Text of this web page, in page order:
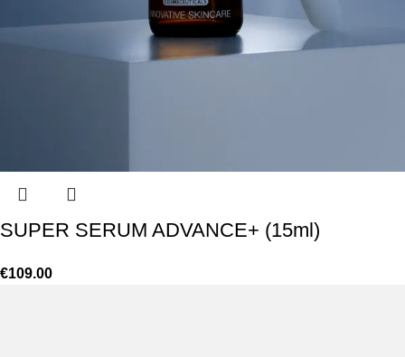
SUPER SERUM ADVANCE+ (15ml)
€109.00